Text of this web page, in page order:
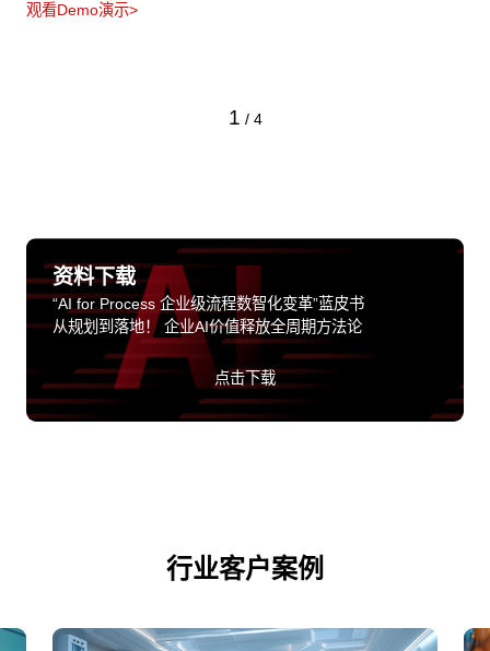
观看Demo演示>
1 / 4
资料下载
“AI for Process 企业级流程数智化变革”蓝皮书
从规划到落地！ 企业AI价值释放全周期方法论
点击下载
行业客户案例